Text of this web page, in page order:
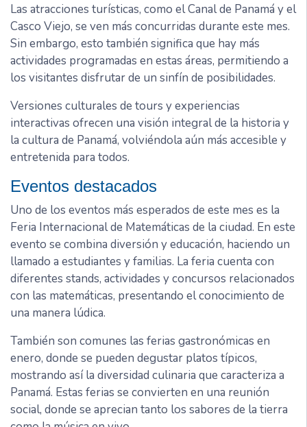
Las atracciones turísticas, como el Canal de Panamá y el
Casco Viejo, se ven más concurridas durante este mes.
Sin embargo, esto también significa que hay más
actividades programadas en estas áreas, permitiendo a
los visitantes disfrutar de un sinfín de posibilidades.
Versiones culturales de tours y experiencias
interactivas ofrecen una visión integral de la historia y
la cultura de Panamá, volviéndola aún más accesible y
entretenida para todos.
Eventos destacados
Uno de los eventos más esperados de este mes es la
Feria Internacional de Matemáticas de la ciudad. En este
evento se combina diversión y educación, haciendo un
llamado a estudiantes y familias. La feria cuenta con
diferentes stands, actividades y concursos relacionados
con las matemáticas, presentando el conocimiento de
una manera lúdica.
También son comunes las ferias gastronómicas en
enero, donde se pueden degustar platos típicos,
mostrando así la diversidad culinaria que caracteriza a
Panamá. Estas ferias se convierten en una reunión
social, donde se aprecian tanto los sabores de la tierra